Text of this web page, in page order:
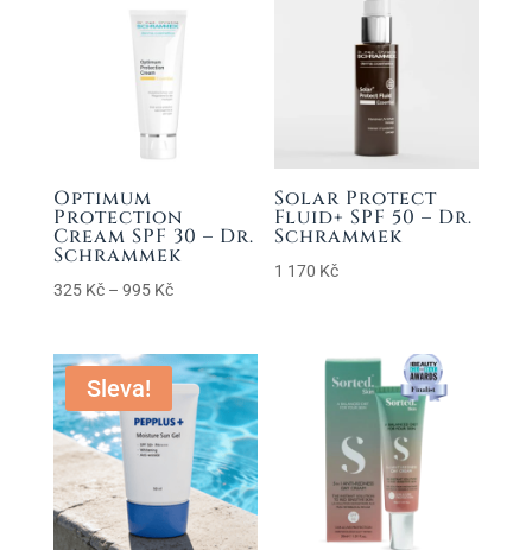
Optimum
Protection
Cream SPF 30 – Dr.
Schrammek
325 Kč – 995 KčRozpětí
325 Kč
až
995 Kč
Solar Protect
Fluid+ SPF 50 – Dr.
Schrammek
1 170 Kč
Sleva!